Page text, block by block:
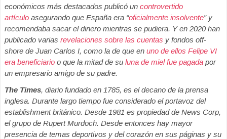
económicos más destacados publicó un controvertido
artículo asegurando que España era “oficialmente insolvente” y
recomendaba sacar el dinero mientras se pudiera. Y en 2020 han
publicado varias revelaciones sobre las cuentas y fondos off-
shore de Juan Carlos I, como la de que en uno de ellos Felipe VI
era beneficiario o que la mitad de su luna de miel fue pagada por
un empresario amigo de su padre.
The Times, diario fundado en 1785, es el decano de la prensa
inglesa. Durante largo tiempo fue considerado el portavoz del
establishment británico. Desde 1981 es propiedad de News Corp,
el grupo de Rupert Murdoch. Desde entonces hay mayor
presencia de temas deportivos y del corazón en sus páginas y su